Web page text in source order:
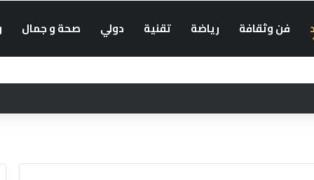
فن وثقافة رياضة تقنية دولي صحة و جمال